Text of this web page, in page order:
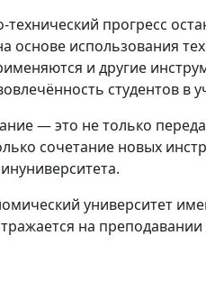
прогресс
основе использования
и другие
студентов в
— это не только
сочетание новых
университет
на преподавании